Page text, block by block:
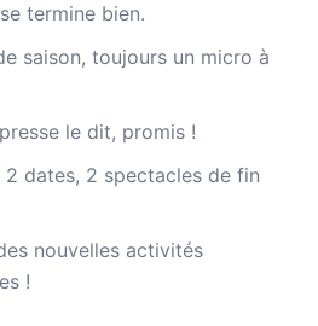
termine bien.
saison, toujours un micro à
le dit, promis !
dates, 2 spectacles de fin
nouvelles activités
!